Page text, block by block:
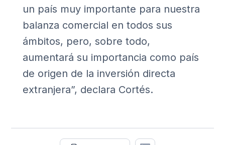
un país muy importante para nuestra
balanza comercial en todos sus
ámbitos, pero, sobre todo,
aumentará su importancia como país
de origen de la inversión directa
extranjera”, declara Cortés.